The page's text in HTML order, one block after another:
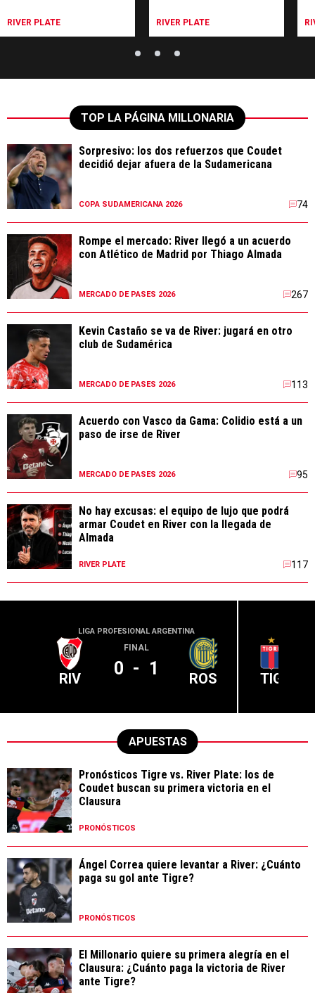
RIVER PLATE RIVER PLATE
TOP LA PÁGINA MILLONARIA
Sorpresivo: los dos refuerzos que Coudet
decidió dejar afuera de la Sudamericana
COPA SUDAMERICANA 2026 74
Rompe el mercado: River llegó a un acuerdo
con Atlético de Madrid por Thiago Almada
MERCADO DE PASES 2026 267
Kevin Castaño se va de River: jugará en otro
club de Sudamérica
MERCADO DE PASES 2026 113
Acuerdo con Vasco da Gama: Colidio está a un
paso de irse de River
MERCADO DE PASES 2026 95
No hay excusas: el equipo de lujo que podrá
armar Coudet en River con la llegada de
Almada
RIVER PLATE 117
LIGA PROFESIONAL ARGENTINA
RIV
FINAL
0 - 1 ROS TIG
APUESTAS
Pronósticos Tigre vs. River Plate: los de
Coudet buscan su primera victoria en el
Clausura
PRONÓSTICOS
Ángel Correa quiere levantar a River: ¿Cuánto
paga su gol ante Tigre?
PRONÓSTICOS
El Millonario quiere su primera alegría en el
Clausura: ¿Cuánto paga la victoria de River
ante Tigre?